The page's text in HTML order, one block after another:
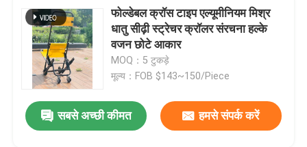
फोल्डेबल क्रॉस टाइप एल्यूमीनियम मिश्र
धातु सीढ़ी स्ट्रेचर क्रॉलर संरचना हल्के
वजन छोटे आकार
MOQ：5 टुकड़े
मूल्य：FOB $143~150/Piece
सबसे अच्छी कीमत हमसे संपर्क करें